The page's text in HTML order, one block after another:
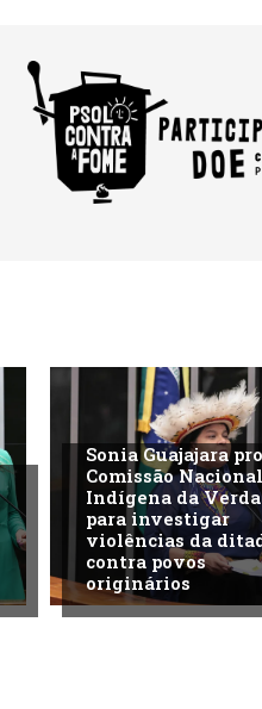
Sonia Guajajara
Comissão Nacional
Indígena da
para investigar
violências da
contra povos
originários